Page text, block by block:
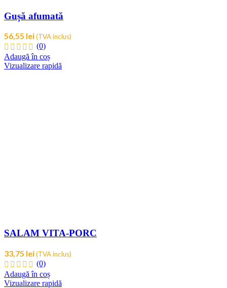
Gușă afumată
56,55 lei(TVA inclus)
(0)
Adaugă în coș
Vizualizare rapidă
SALAM VITA-PORC
33,75 lei(TVA inclus)
(0)
Adaugă în coș
Vizualizare rapidă